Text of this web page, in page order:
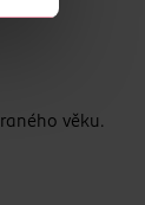
věku.